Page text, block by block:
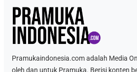
Pramukaindonesia.com adalah Media
oleh dan untuk Pramuka. Berisi konten